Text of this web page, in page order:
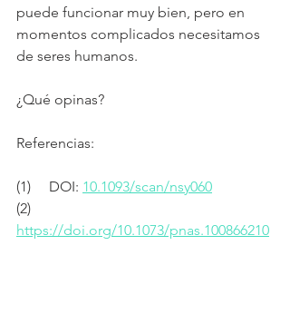
puede funcionar muy bien, pero en
momentos complicados necesitamos
de seres humanos.
¿Qué opinas?
Referencias:
(1)     DOI: 10.1093/scan/nsy060
(2)
https://doi.org/10.1073/pnas.100866210